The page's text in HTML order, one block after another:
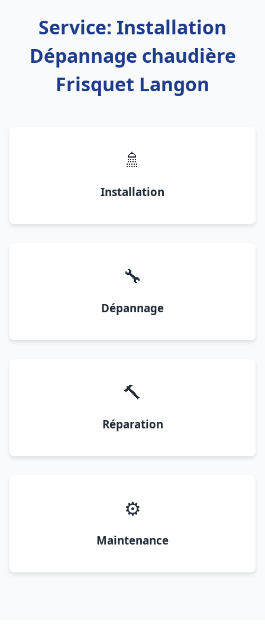
Service: Installation
Dépannage chaudière
Frisquet Langon
🚿
Installation
🔧
Dépannage
🔨
Réparation
⚙️
Maintenance